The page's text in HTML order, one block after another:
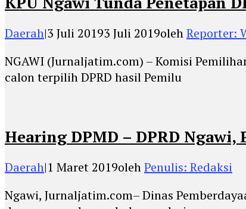
Daerah|3 Juli 20193 Juli 2019olehReporter:
NGAWI (Jurnaljatim.com) – Komisi
calon terpilih DPRD hasil Pemilu
Hearing DPMD – DPRD Ngawi,
Daerah|1 Maret 2019olehPenulis: Redaksi
Ngawi, Jurnaljatim.com– Dinas